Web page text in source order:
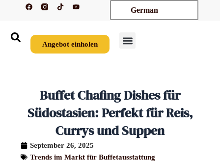
F
a
o
k
T
i
k
Y
o
b
e
German
Angebot einholen
Buffet Chafing Dishes für
Südostasien: Perfekt für Reis,
Currys und Suppen
September 26, 2025
Trends im Markt für Buffetausstattung